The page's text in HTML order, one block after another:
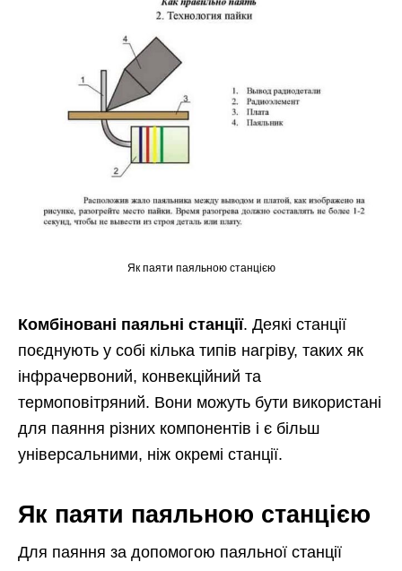
Як паяти паяльною станцією
Комбіновані паяльні станції. Деякі станції
поєднують у собі кілька типів нагріву, таких як
інфрачервоний, конвекційний та
термоповітряний. Вони можуть бути використані
для паяння різних компонентів і є більш
універсальними, ніж окремі станції.
Як паяти паяльною станцією
Для паяння за допомогою паяльної станції